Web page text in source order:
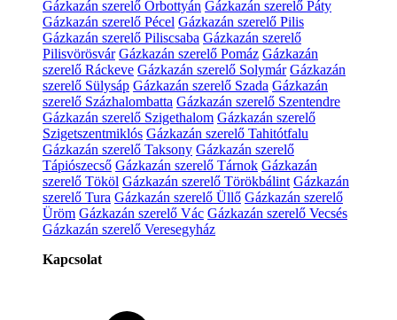
Gázkazán szerelő Őrbottyán Gázkazán szerelő Páty
Gázkazán szerelő Pécel Gázkazán szerelő Pilis
Gázkazán szerelő Piliscsaba Gázkazán szerelő
Pilisvörösvár Gázkazán szerelő Pomáz Gázkazán
szerelő Ráckeve Gázkazán szerelő Solymár Gázkazán
szerelő Sülysáp Gázkazán szerelő Szada Gázkazán
szerelő Százhalombatta Gázkazán szerelő Szentendre
Gázkazán szerelő Szigethalom Gázkazán szerelő
Szigetszentmiklós Gázkazán szerelő Tahitótfalu
Gázkazán szerelő Taksony Gázkazán szerelő
Tápiószecső Gázkazán szerelő Tárnok Gázkazán
szerelő Tököl Gázkazán szerelő Törökbálint Gázkazán
szerelő Tura Gázkazán szerelő Üllő Gázkazán szerelő
Üröm Gázkazán szerelő Vác Gázkazán szerelő Vecsés
Gázkazán szerelő Veresegyház
Kapcsolat